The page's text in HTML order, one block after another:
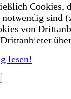
Cookies,
sind
von
Drittanbieter
lesen!